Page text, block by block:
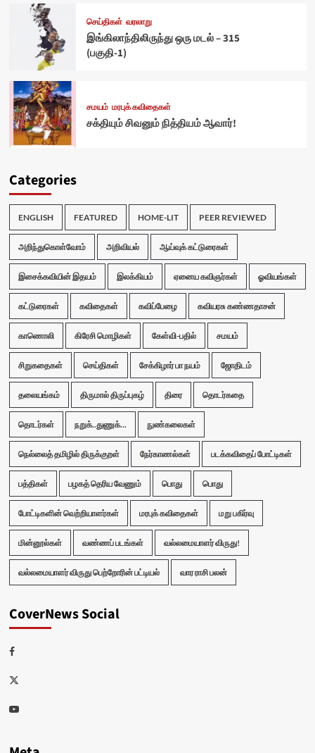
செய்திகள் வரலாறு
இங்கிலாந்திலிருந்து ஒரு மடல் – 315
(பகுதி-1)
சமயம் மரபுக் கவிதைகள்
சக்தியும் சிவனும் நித்தியம் ஆவார்!
Categories
ENGLISH FEATURED HOME-LIT PEER REVIEWED
அறிந்துகொள்வோம் அறிவியல் ஆய்வுக் கட்டுரைகள்
இசைக்கவியின் இதயம் இலக்கியம் ஏனைய கவிஞர்கள் ஓவியங்கள்
கட்டுரைகள் கவிதைகள் கவிப்பேழை கவியரசு கண்ணதாசன்
காணொலி கிரேசி மொழிகள் கேள்வி-பதில் சமயம்
சிறுகதைகள் செய்திகள் சேக்கிழார் பா நயம் ஜோதிடம்
தலையங்கம் திருமால் திருப்புகழ் திரை தொடர்கதை
தொடர்கள் நறுக்..துணுக்... நுண்கலைகள்
நெல்லைத் தமிழில் திருக்குறள் நேர்காணல்கள் படக்கவிதைப் போட்டிகள்
பத்திகள் பழகத் தெரிய வேணும் பொது பொது
போட்டிகளின் வெற்றியாளர்கள் மரபுக் கவிதைகள் மறு பகிர்வு
மின்னூல்கள் வண்ணப் படங்கள் வல்லமையாளர் விருது!
வல்லமையாளர் விருது பெற்றோரின் பட்டியல் வார ராசி பலன்
CoverNews Social
Facebook
Twitter
Youtube